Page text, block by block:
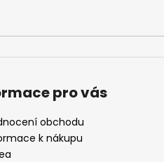
pro vás
obchodu
k nákupu